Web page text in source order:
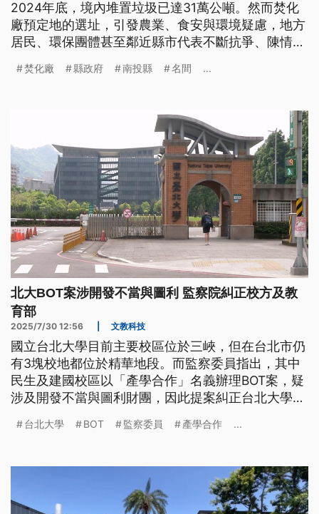
2024年底，境內堆置垃圾已達31萬公噸。然而焚化
廠預定地的選址，引發農業、食安與環境疑慮，地方
居民、環保團體甚至鄰近縣市代表不斷抗爭、陳情，
南投是否能找到一條轉型之路？
焚化廠 縣政府 南投縣 名間 ...
北大BOT案涉開發不當與圖利 監察院糾正校方及教
育部
2025/7/30 12:56 文教科技
國立台北大學目前主要校區位於三峽，但在台北市仍
有3塊校地都位於精華地段。而監察委員指出，其中
民生及建國校區以「產學合作」名義辦理BOT案，疑
涉及開發不當與圖利財團，因此提案糾正台北大學與
台北大學 BOT 監察委員 產學合作 ...